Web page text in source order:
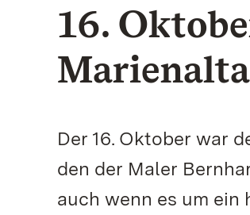
16.
Der 16. Oktober war
den der Maler
auch wenn es um